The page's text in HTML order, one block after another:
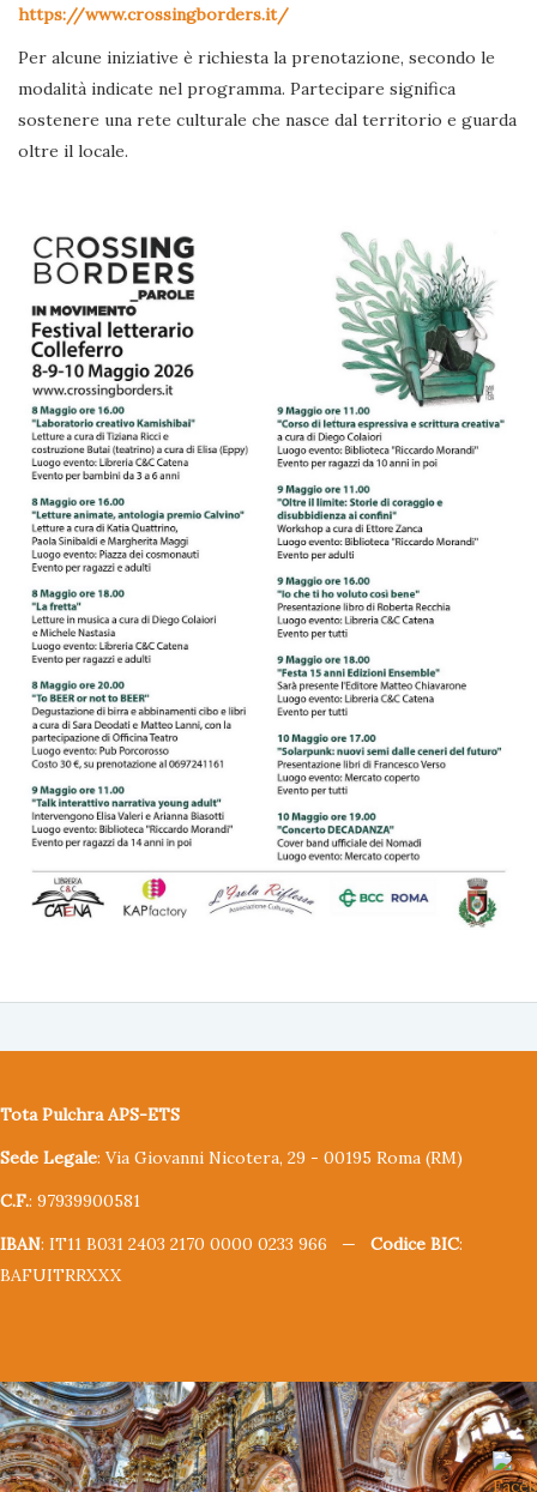
https://www.crossingborders.it/
Per alcune iniziative è richiesta la prenotazione, secondo le
modalità indicate nel programma. Partecipare significa
sostenere una rete culturale che nasce dal territorio e guarda
oltre il locale.
Tota Pulchra APS-ETS
Sede Legale: Via Giovanni Nicotera, 29 - 00195 Roma (RM)
C.F.: 97939900581
IBAN: IT11 B031 2403 2170 0000 0233 966 — Codice BIC:
BAFUITRRXXX